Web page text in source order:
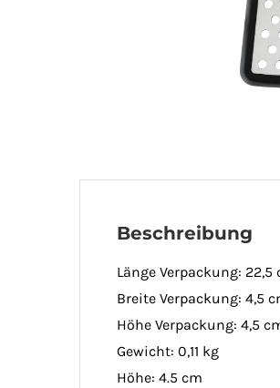
Beschreibung
Länge Verpackung: 22,5
Breite Verpackung: 4,5
Höhe Verpackung: 4,5
Gewicht: 0,11 kg
Höhe: 4.5 cm